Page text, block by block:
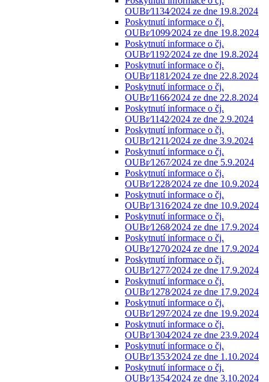
OUBr⁄1134⁄2024 ze dne 19.8.2024
Poskytnutí informace o čj.
OUBr⁄1099⁄2024 ze dne 19.8.2024
Poskytnutí informace o čj.
OUBr⁄1192⁄2024 ze dne 19.8.2024
Poskytnutí informace o čj.
OUBr⁄1181⁄2024 ze dne 22.8.2024
Poskytnutí informace o čj.
OUBr⁄1166⁄2024 ze dne 22.8.2024
Poskytnutí informace o čj.
OUBr⁄1142⁄2024 ze dne 2.9.2024
Poskytnutí informace o čj.
OUBr⁄1211⁄2024 ze dne 3.9.2024
Poskytnutí informace o čj.
OUBr⁄1267⁄2024 ze dne 5.9.2024
Poskytnutí informace o čj.
OUBr⁄1228⁄2024 ze dne 10.9.2024
Poskytnutí informace o čj.
OUBr⁄1316⁄2024 ze dne 10.9.2024
Poskytnutí informace o čj.
OUBr⁄1268⁄2024 ze dne 17.9.2024
Poskytnutí informace o čj.
OUBr⁄1270⁄2024 ze dne 17.9.2024
Poskytnutí informace o čj.
OUBr⁄1277⁄2024 ze dne 17.9.2024
Poskytnutí informace o čj.
OUBr⁄1278⁄2024 ze dne 17.9.2024
Poskytnutí informace o čj.
OUBr⁄1297⁄2024 ze dne 19.9.2024
Poskytnutí informace o čj.
OUBr⁄1304⁄2024 ze dne 23.9.2024
Poskytnutí informace o čj.
OUBr⁄1353⁄2024 ze dne 1.10.2024
Poskytnutí informace o čj.
OUBr⁄1354⁄2024 ze dne 3.10.2024